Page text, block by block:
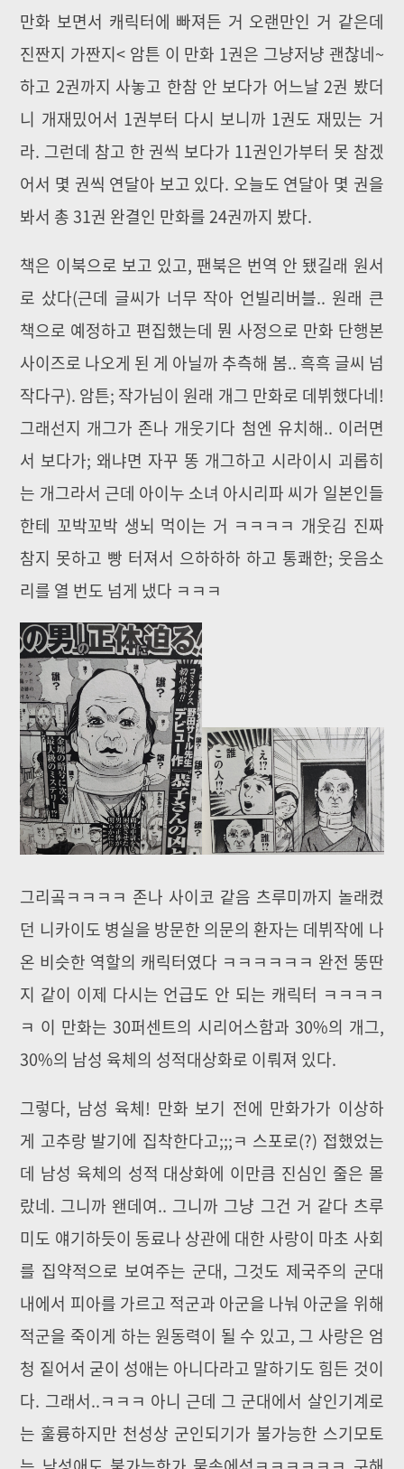
만화 보면서 캐릭터에 빠져든 거 오랜만인 거 같은데
진짠지 가짠지< 암튼 이 만화 1권은 그냥저냥 괜찮네~
하고 2권까지 사놓고 한참 안 보다가 어느날 2권 봤더
니 개재밌어서 1권부터 다시 보니까 1권도 재밌는 거
라. 그런데 참고 한 권씩 보다가 11권인가부터 못 참겠
어서 몇 권씩 연달아 보고 있다. 오늘도 연달아 몇 권을
봐서 총 31권 완결인 만화를 24권까지 봤다.
책은 이북으로 보고 있고, 팬북은 번역 안 됐길래 원서
로 샀다(근데 글씨가 너무 작아 언빌리버블.. 원래 큰
책으로 예정하고 편집했는데 뭔 사정으로 만화 단행본
사이즈로 나오게 된 게 아닐까 추측해 봄.. 흑흑 글씨 넘
작다구). 암튼; 작가님이 원래 개그 만화로 데뷔했다네!
그래선지 개그가 존나 개웃기다 첨엔 유치해.. 이러면
서 보다가; 왜냐면 자꾸 똥 개그하고 시라이시 괴롭히
는 개그라서 근데 아이누 소녀 아시리파 씨가 일본인들
한테 꼬박꼬박 생뇌 먹이는 거 ㅋㅋㅋㅋ 개웃김 진짜
참지 못하고 빵 터져서 으하하하 하고 통쾌한; 웃음소
리를 열 번도 넘게 냈다 ㅋㅋㅋ
그리곸ㅋㅋㅋㅋ 존나 사이코 같음 츠루미까지 놀래켰
던 니카이도 병실을 방문한 의문의 환자는 데뷔작에 나
온 비슷한 역할의 캐릭터였다 ㅋㅋㅋㅋㅋㅋ 완전 뚱딴
지 같이 이제 다시는 언급도 안 되는 캐릭터 ㅋㅋㅋㅋ
ㅋ 이 만화는 30퍼센트의 시리어스함과 30%의 개그,
30%의 남성 육체의 성적대상화로 이뤄져 있다.
그렇다, 남성 육체! 만화 보기 전에 만화가가 이상하
게 고추랑 발기에 집착한다고;;;ㅋ 스포로(?) 접했었는
데 남성 육체의 성적 대상화에 이만큼 진심인 줄은 몰
랐네. 그니까 왠데여.. 그니까 그냥 그건 거 같다 츠루
미도 얘기하듯이 동료나 상관에 대한 사랑이 마초 사회
를 집약적으로 보여주는 군대, 그것도 제국주의 군대
내에서 피아를 가르고 적군과 아군을 나눠 아군을 위해
적군을 죽이게 하는 원동력이 될 수 있고, 그 사랑은 엄
청 짙어서 굳이 성애는 아니다라고 말하기도 힘든 것이
다. 그래서..ㅋㅋㅋ 아니 근데 그 군대에서 살인기계로
는 훌륭하지만 천성상 군인되기가 불가능한 스기모토